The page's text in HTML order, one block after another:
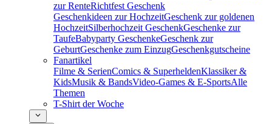
zur RenteRichtfest Geschenk
Geschenkideen zur HochzeitGeschenk zur goldenen
HochzeitSilberhochzeit GeschenkGeschenke zur
TaufeBabyparty GeschenkeGeschenk zur
GeburtGeschenke zum EinzugGeschenkgutscheine
Fanartikel
Filme & SerienComics & SuperheldenKlassiker &
KidsMusik & BandsVideo-Games & E-SportsAlle
Themen
T-Shirt der Woche